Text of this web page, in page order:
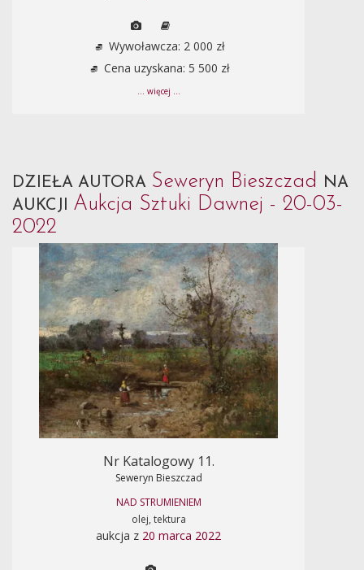
Wywoławcza: 2 000 zł
Cena uzyskana: 5 500 zł
... więcej ...
DZIEŁA AUTORA Seweryn Bieszczad NA
AUKCJI Aukcja Sztuki Dawnej - 20-03-
2022
Nr Katalogowy 11.
Seweryn Bieszczad
NAD STRUMIENIEM
olej, tektura
aukcja z 20 marca 2022